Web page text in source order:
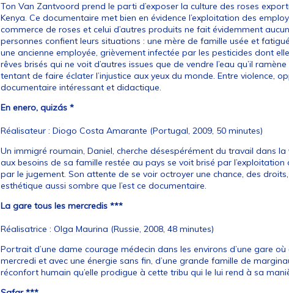
Ton Van Zantvoord prend le parti d’exposer la culture des roses
Kenya. Ce documentaire met bien en évidence l’exploitation des
commerce de roses et celui d’autres produits ne fait évidemment
personnes confient leurs situations : une mère de famille usée et
une ancienne employée, grièvement infectée par les pesticides dont
rêves brisés qui ne voit d’autres issues que de vendre l’eau qu’il
tentant de faire éclater l’injustice aux yeux du monde. Entre violence,
documentaire intéressant et didactique.
En enero, quizás *
Réalisateur : Diogo Costa Amarante (Portugal, 2009, 50 minutes)
Un immigré roumain, Daniel, cherche désespérément du travail dans
aux besoins de sa famille restée au pays se voit brisé par
par le jugement. Son attente de se voir octroyer une chance, des
esthétique aussi sombre que l’est ce documentaire.
La gare tous les mercredis ***
Réalisatrice : Olga Maurina (Russie, 2008, 48 minutes)
Portrait d’une dame courage médecin dans les environs d’une gare
mercredi et avec une énergie sans fin, d’une grande famille de
réconfort humain qu’elle prodigue à cette tribu qui le lui rend à sa